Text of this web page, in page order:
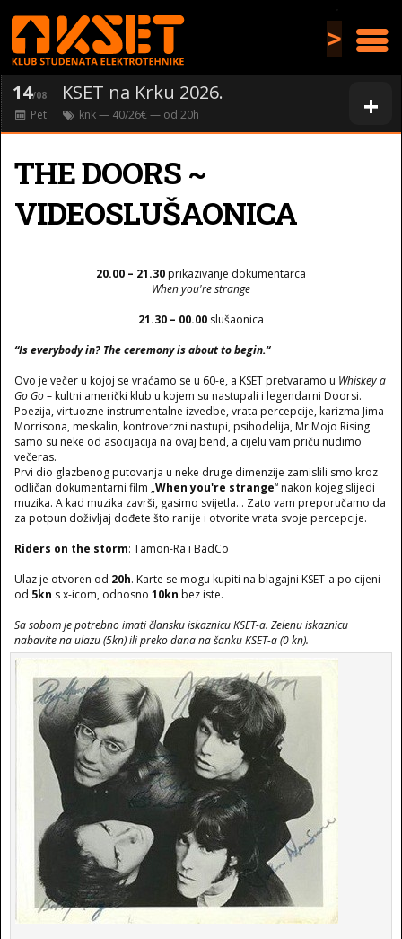
>
+
14/08 KSET na Krku 2026.
Pet knk— 40/26€ — od 20h
THE DOORS ~
VIDEOSLUŠAONICA
20.00 – 21.30 prikazivanje dokumentarca
When you're strange
21.30 – 00.00 slušaonica
“Is everybody in? The ceremony is about to begin.“
Ovo je večer u kojoj se vraćamo se u 60-e, a KSET pretvaramo u Whiskey a
Go Go– kultni američki klub u kojem su nastupali i legendarni Doorsi.
Poezija, virtuozne instrumentalne izvedbe, vrata percepcije, karizma Jima
Morrisona, meskalin, kontroverzni nastupi, psihodelija, Mr Mojo Rising
samo su neke od asocijacija na ovaj bend, a cijelu vam priču nudimo
večeras.
Prvi dio glazbenog putovanja u neke druge dimenzije zamislili smo kroz
odličan dokumentarni film „When you're strange“ nakon kojeg slijedi
muzika. A kad muzika završi, gasimo svijetla… Zato vam preporučamo da
za potpun doživljaj dođete što ranije i otvorite vrata svoje percepcije.
Riders on the storm: Tamon-Ra i BadCo
Ulaz je otvoren od 20h. Karte se mogu kupiti na blagajni KSET-a po cijeni
od 5kn s x-icom, odnosno 10kn bez iste.
Sa sobom je potrebno imati člansku iskaznicu KSET-a. Zelenu iskaznicu
nabavite na ulazu (5kn) ilipreko dana na šanku KSET-a (0 kn).